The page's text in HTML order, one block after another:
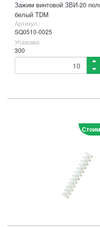
Зажим винтовой ЗВИ-20
белый TDM
Артикул :
SQ0510-0025
Упаковка
300